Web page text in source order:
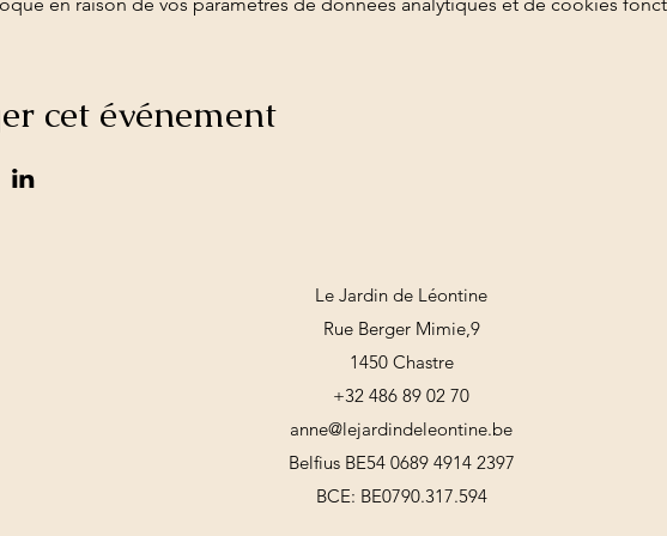
cet événement
Le Jardin de Léontine
Rue Berger Mimie,9
1450 Chastre
+32 486 89 02 70
anne@lejardindeleontine.be
Belfius BE54 0689 4914 2397
BCE: BE0790.317.594